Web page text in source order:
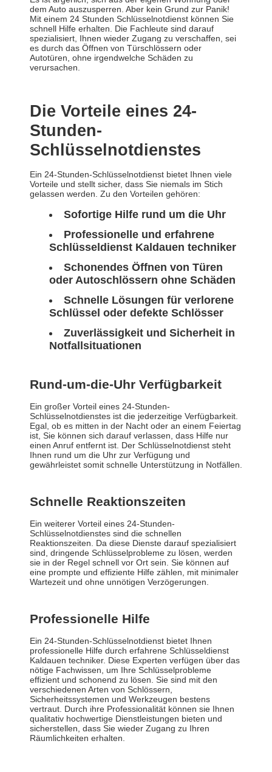
dem Auto auszusperren. Aber kein Grund zur Panik!
Mit einem 24 Stunden Schlüsselnotdienst können Sie
schnell Hilfe erhalten. Die Fachleute sind darauf
spezialisiert, Ihnen wieder Zugang zu verschaffen, sei
es durch das Öffnen von Türschlössern oder
Autotüren, ohne irgendwelche Schäden zu
verursachen.
Die Vorteile eines 24-
Stunden-
Schlüsselnotdienstes
Ein 24-Stunden-Schlüsselnotdienst bietet Ihnen viele
Vorteile und stellt sicher, dass Sie niemals im Stich
gelassen werden. Zu den Vorteilen gehören:
Sofortige Hilfe rund um die Uhr
Professionelle und erfahrene
Schlüsseldienst Kaldauen techniker
Schonendes Öffnen von Türen
oder Autoschlössern ohne Schäden
Schnelle Lösungen für verlorene
Schlüssel oder defekte Schlösser
Zuverlässigkeit und Sicherheit in
Notfallsituationen
Rund-um-die-Uhr Verfügbarkeit
Ein großer Vorteil eines 24-Stunden-
Schlüsselnotdienstes ist die jederzeitige Verfügbarkeit.
Egal, ob es mitten in der Nacht oder an einem Feiertag
ist, Sie können sich darauf verlassen, dass Hilfe nur
einen Anruf entfernt ist. Der Schlüsselnotdienst steht
Ihnen rund um die Uhr zur Verfügung und
gewährleistet somit schnelle Unterstützung in Notfällen.
Schnelle Reaktionszeiten
Ein weiterer Vorteil eines 24-Stunden-
Schlüsselnotdienstes sind die schnellen
Reaktionszeiten. Da diese Dienste darauf spezialisiert
sind, dringende Schlüsselprobleme zu lösen, werden
sie in der Regel schnell vor Ort sein. Sie können auf
eine prompte und effiziente Hilfe zählen, mit minimaler
Wartezeit und ohne unnötigen Verzögerungen.
Professionelle Hilfe
Ein 24-Stunden-Schlüsselnotdienst bietet Ihnen
professionelle Hilfe durch erfahrene Schlüsseldienst
Kaldauen techniker. Diese Experten verfügen über das
nötige Fachwissen, um Ihre Schlüsselprobleme
effizient und schonend zu lösen. Sie sind mit den
verschiedenen Arten von Schlössern,
Sicherheitssystemen und Werkzeugen bestens
vertraut. Durch ihre Professionalität können sie Ihnen
qualitativ hochwertige Dienstleistungen bieten und
sicherstellen, dass Sie wieder Zugang zu Ihren
Räumlichkeiten erhalten.